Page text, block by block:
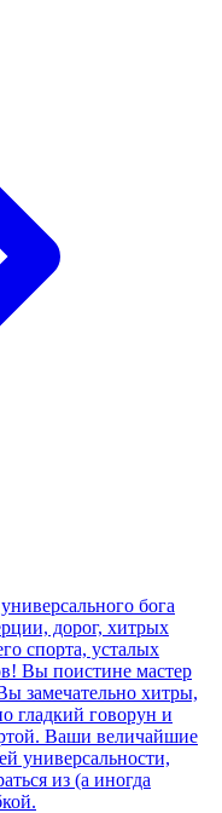
бога
дорог, хитрых
спорта, усталых
Вы поистине мастер
замечательно хитры,
гладкий говорун и
Ваши величайшие
универсальности,
из (а иногда